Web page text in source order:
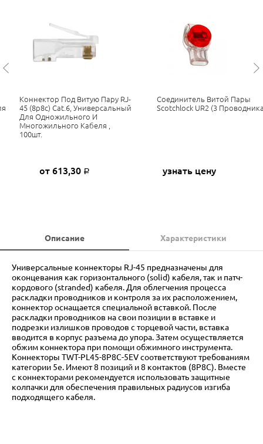
Коннектор Под Витую Пару RJ-
45 (8p8c) Cat.6, Универсальный
Для Одножильного И
Многожильного Кабеля ,
100шт.
от 613,30 Р
Соединитель Витой Пары
Scotchlock UR2 (3
узнать цену
Описание Характеристики
Универсальные коннекторы RJ-45 предназначены для
оконцевания как горизонтального (solid) кабеля, так и патч-
кордового (stranded) кабеля. Для облегчения процесса
раскладки проводников и контроля за их расположением,
коннектор оснащается специальной вставкой. После
раскладки проводников на свои позиции в вставке и
подрезки излишков проводов с торцевой части, вставка
вводится в корпус разъема до упора. Затем осуществляется
обжим коннектора при помощи обжимного инструмента.
Коннекторы TWT-PL45-8P8C-5EV соответствуют требованиям
категории 5e. Имеют 8 позиций и 8 контактов (8P8C). Вместе
с коннекторами рекомендуется использовать защитные
колпачки для обеспечения правильных радиусов изгиба
подходящего кабеля.